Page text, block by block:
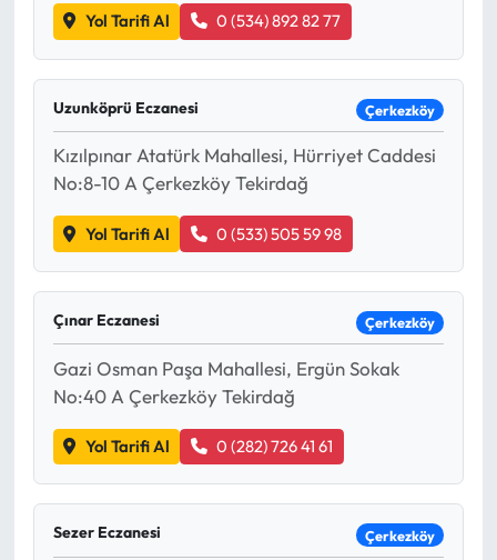
Yol Tarifi Al 0 (534) 892 82 77
Uzunköprü Eczanesi Çerkezköy
Kızılpınar Atatürk Mahallesi, Hürriyet Caddesi
No:8-10 A Çerkezköy Tekirdağ
Yol Tarifi Al 0 (533) 505 59 98
Çınar Eczanesi Çerkezköy
Gazi Osman Paşa Mahallesi, Ergün Sokak
No:40 A Çerkezköy Tekirdağ
Yol Tarifi Al 0 (282) 726 41 61
Sezer Eczanesi Çerkezköy
Köşe Yazıları
Karikatür Galeri
BIK
Spor Yazıları
Mektup Galeri
Ekonomi
Sağlık